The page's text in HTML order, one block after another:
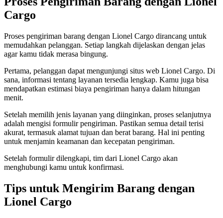
Cargo
Proses pengiriman barang dengan Lionel Cargo dirancang untuk
memudahkan pelanggan. Setiap langkah dijelaskan dengan jelas
agar kamu tidak merasa bingung.
Pertama, pelanggan dapat mengunjungi situs web Lionel Cargo. Di
sana, informasi tentang layanan tersedia lengkap. Kamu juga bisa
mendapatkan estimasi biaya pengiriman hanya dalam hitungan
menit.
Setelah memilih jenis layanan yang diinginkan, proses selanjutnya
adalah mengisi formulir pengiriman. Pastikan semua detail terisi
akurat, termasuk alamat tujuan dan berat barang. Hal ini penting
untuk menjamin keamanan dan kecepatan pengiriman.
Setelah formulir dilengkapi, tim dari Lionel Cargo akan
menghubungi kamu untuk konfirmasi.
Tips untuk Mengirim Barang dengan
Lionel Cargo